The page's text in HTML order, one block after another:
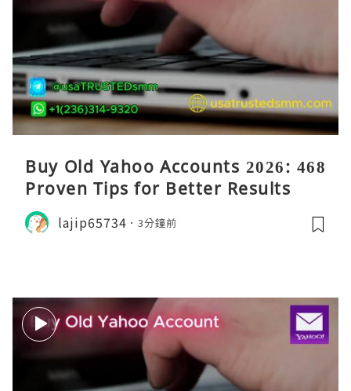
Buy Old Yahoo Accounts 2026: 468
Proven Tips for Better Results
lajip65734 3分鐘前